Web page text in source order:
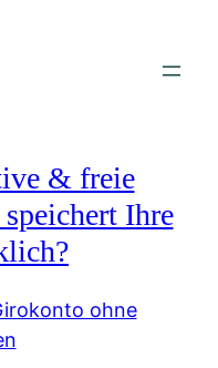
& freie
Ihre
ohne